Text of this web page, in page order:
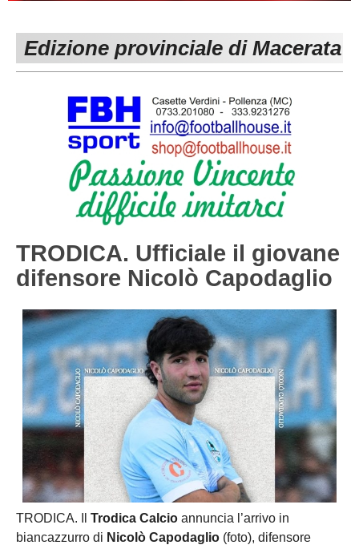
Carica la tua Rosa
1^ CATEGORIA
3^ CATEGORIA
GIOVANILI
Edizione provinciale di Macerata
TRODICA. Ufficiale il giovane
difensore Nicolò Capodaglio
TRODICA. Il Trodica Calcio annuncia l’arrivo in
biancazzurro di Nicolò Capodaglio (foto), difensore